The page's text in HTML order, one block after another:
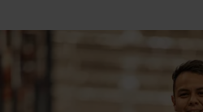
was Cooles zu
was Cooles zu